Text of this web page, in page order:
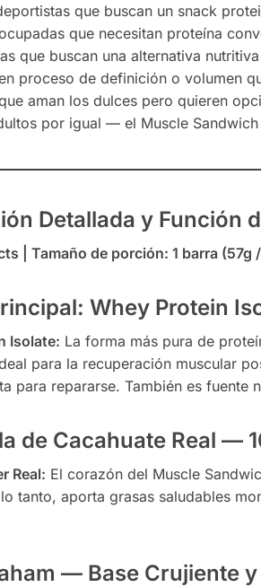
que buscan un snack
que necesitan proteína
que buscan una alternativa
proceso de definición o volumen
aman los dulces pero quieren
por igual — el Muscle
Detallada y Función
| Tamaño de porción: 1 barra (57g
Whey Protein
Isolate: La forma más pura de
para la recuperación muscular
para repararse. También es fuente
de Cacahuate Real —
Real: El corazón del Muscle
tanto, aporta grasas saludables
— Base Crujiente